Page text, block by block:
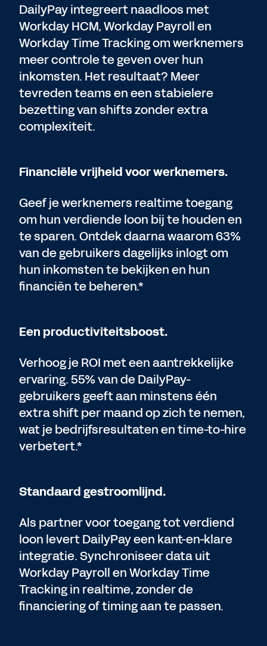
DailyPay integreert naadloos met
Workday HCM, Workday Payroll en
Workday Time Tracking om werknemers
meer controle te geven over hun
inkomsten. Het resultaat? Meer
tevreden teams en een stabielere
bezetting van shifts zonder extra
complexiteit.
Financiële vrijheid voor werknemers.
Geef je werknemers realtime toegang
om hun verdiende loon bij te houden en
te sparen. Ontdek daarna waarom 63%
van de gebruikers dagelijks inlogt om
hun inkomsten te bekijken en hun
financiën te beheren.*
Een productiviteitsboost.
Verhoog je ROI met een aantrekkelijke
ervaring. 55% van de DailyPay-
gebruikers geeft aan minstens één
extra shift per maand op zich te nemen,
wat je bedrijfsresultaten en time-to-hire
verbetert.*
Standaard gestroomlijnd.
Als partner voor toegang tot verdiend
loon levert DailyPay een kant-en-klare
integratie. Synchroniseer data uit
Workday Payroll en Workday Time
Tracking in realtime, zonder de
financiering of timing aan te passen.